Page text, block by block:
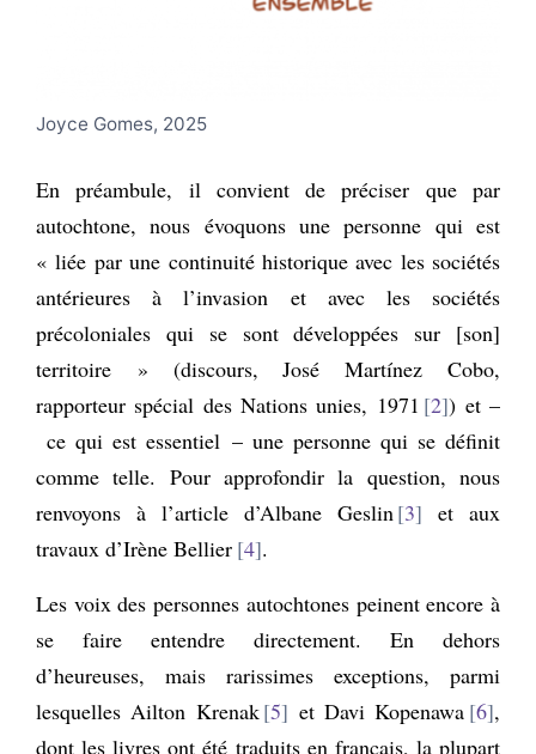
Joyce Gomes, 2025
En préambule, il convient de préciser que par
autochtone, nous évoquons une personne qui est
« liée par une continuité historique avec les sociétés
antérieures à l’invasion et avec les sociétés
précoloniales qui se sont développées sur [son]
territoire » (discours, José Martínez Cobo,
rapporteur spécial des Nations unies, 1971 2 ) et –
ce qui est essentiel – une personne qui se définit
comme telle. Pour approfondir la question, nous
renvoyons à l’article d’Albane Geslin 3
et aux
travaux d’Irène Bellier 4 .
Les voix des personnes autochtones peinent encore à
se faire entendre directement. En dehors
d’heureuses, mais rarissimes exceptions, parmi
lesquelles Ailton Krenak 5 et Davi Kopenawa 6 ,
dont les livres ont été traduits en français, la plupart